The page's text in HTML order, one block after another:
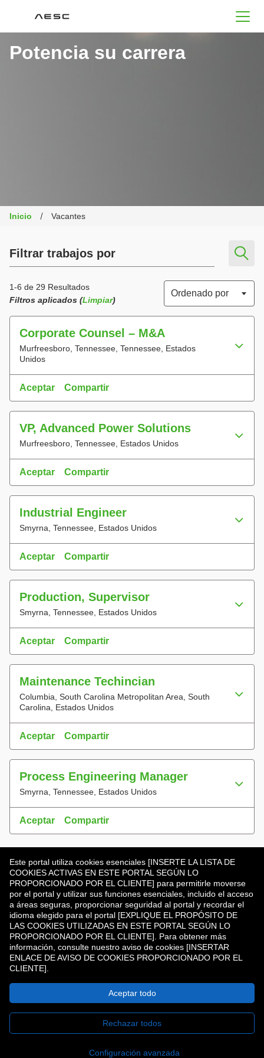
Este portal utiliza cookies esenciales [INSERTE LA LISTA DE
COOKIES ACTIVAS EN ESTE PORTAL SEGÚN LO
PROPORCIONADO POR EL CLIENTE] para permitirle moverse
por el portal y utilizar sus funciones esenciales, incluido el acceso
a áreas seguras, proporcionar seguridad al portal y recordar el
idioma elegido para el portal [EXPLIQUE EL PROPÓSITO DE
LAS COOKIES UTILIZADAS EN ESTE PORTAL SEGÚN LO
PROPORCIONADO POR EL CLIENTE]. Para obtener más
información, consulte nuestro aviso de cookies [INSERTAR
ENLACE DE AVISO DE COOKIES PROPORCIONADO POR EL
CLIENTE].
Aceptar todo
Rechazar todos
Configuración avanzada
AESC
Potencia su carrera
Inicio Vacantes
Filtrar trabajos por
1-6 de 29 Resultados
Filtros aplicados (Limpiar)
Ordenado por
Corporate Counsel – M&A
Murfreesboro, Tennessee, Tennessee, Estados
Unidos
Aceptar Compartir
VP, Advanced Power Solutions
Murfreesboro, Tennessee, Estados Unidos
Aceptar Compartir
Industrial Engineer
Smyrna, Tennessee, Estados Unidos
Aceptar Compartir
Production, Supervisor
Smyrna, Tennessee, Estados Unidos
Aceptar Compartir
Maintenance Techincian
Columbia, South Carolina Metropolitan Area, South
Carolina, Estados Unidos
Aceptar Compartir
Process Engineering Manager
Smyrna, Tennessee, Estados Unidos
Aceptar Compartir
¿No encontró lo que buscaba?
Únese a nuestra comunidad de talentos
Copyright © 2026
Privacy Policy